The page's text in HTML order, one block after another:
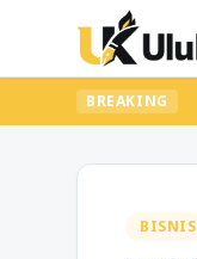
BREAKING
BISNIS